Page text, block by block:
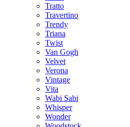
Tratto
Travertino
Trendy
Triana
Twist
Van Gogh
Velvet
Verona
Vintage
Vita
Wabi Sabi
Whisper
Wonder